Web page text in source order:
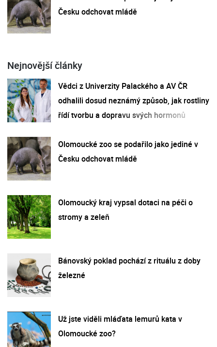
Česku odchovat mládě
Nejnovější články
Vědci z Univerzity Palackého a AV ČR
odhalili dosud neznámý způsob, jak rostliny
řídí tvorbu a dopravu svých hormonů
Olomoucké zoo se podařilo jako jediné v
Česku odchovat mládě
Olomoucký kraj vypsal dotaci na péči o
stromy a zeleň
Bánovský poklad pochází z rituálu z doby
železné
Už jste viděli mláďata lemurů kata v
Olomoucké zoo?